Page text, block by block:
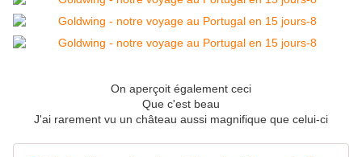
On aperçoit également ceci
Que c'est beau
J'ai rarement vu un château aussi magnifique que celui-ci